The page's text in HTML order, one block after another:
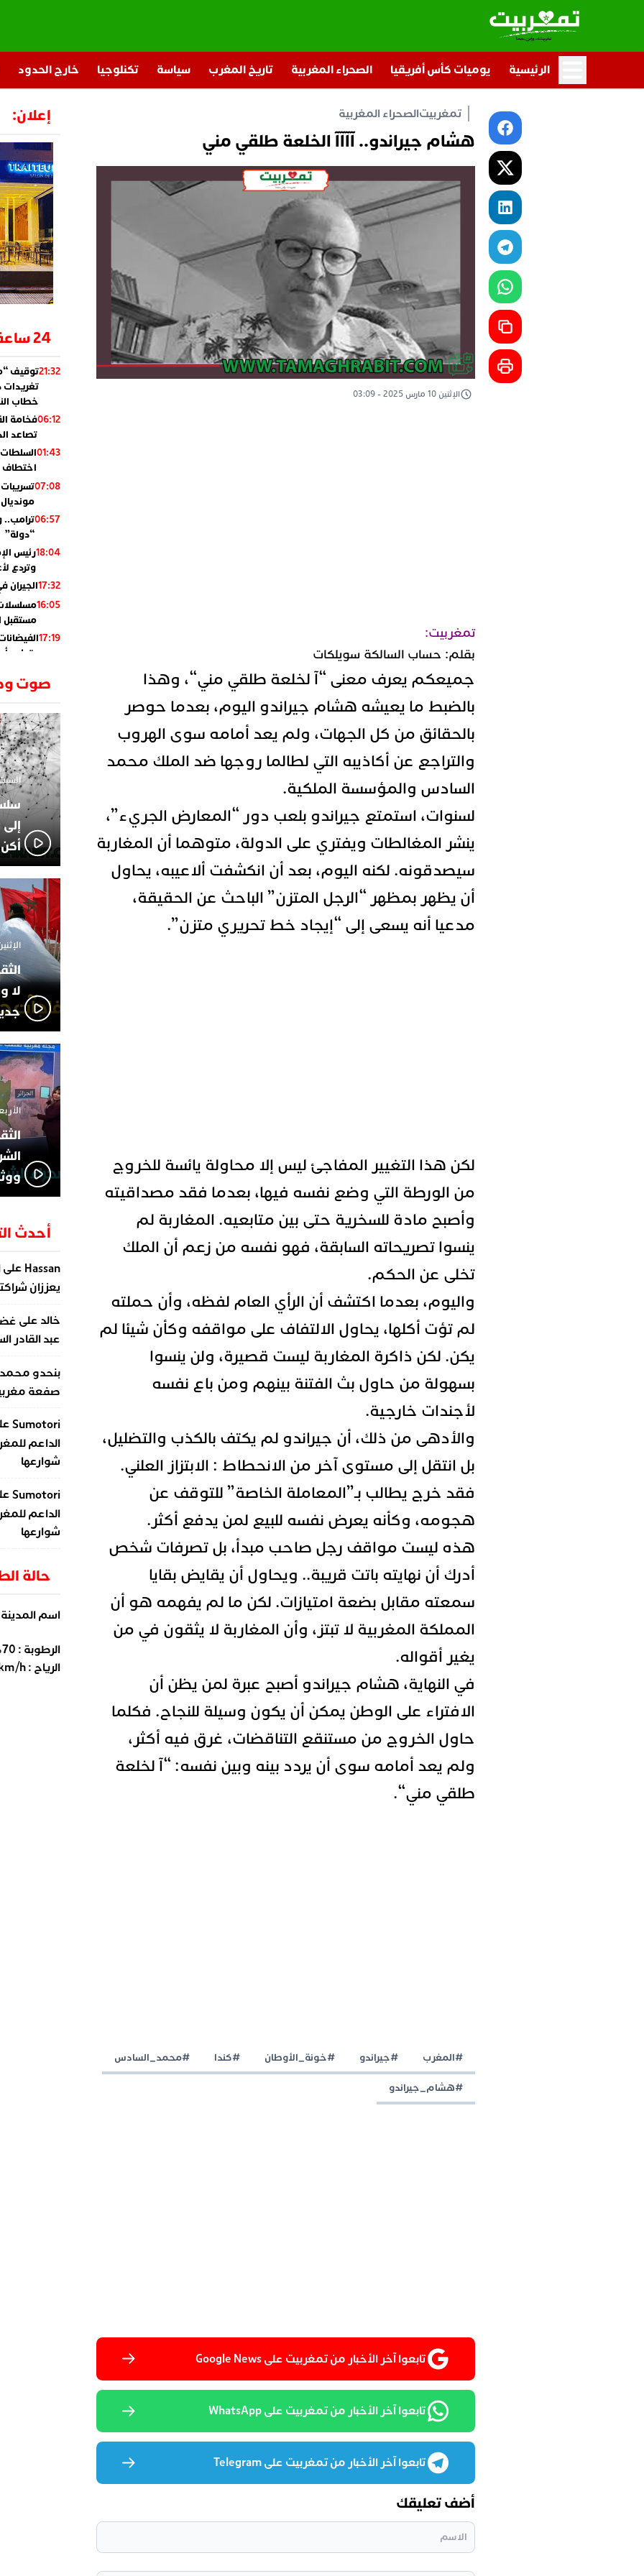
الرئيسية يوميات كأس أفريقيا الصحراء المغربية تاريخ المغرب سياسة تكنلوجيا خارج الحدود
تمغربيتالصحراء المغربية
هشام جيراندو.. آآآآ الخلعة طلقي مني
الإثنين 10 مارس 2025 - 03:09
تمغربيت:
بقلم: حساب السالكة سويلكات
جميعكم يعرف معنى “آ لخلعة طلقي مني“، وهذا
بالضبط ما يعيشه هشام جيراندو اليوم، بعدما حوصر
بالحقائق من كل الجهات، ولم يعد أمامه سوى الهروب
والتراجع عن أكاذيبه التي لطالما روجها ضد الملك محمد
السادس والمؤسسة الملكية.
لسنوات، استمتع جيراندو بلعب دور “المعارض الجريء”،
ينشر المغالطات ويفتري على الدولة، متوهما أن المغاربة
سيصدقونه. لكنه اليوم، بعد أن انكشفت ألاعيبه، يحاول
أن يظهر بمظهر “الرجل المتزن” الباحث عن الحقيقة،
مدعيا أنه يسعى إلى “إيجاد خط تحريري متزن”.
لكن هذا التغيير المفاجئ ليس إلا محاولة يائسة للخروج
من الورطة التي وضع نفسه فيها، بعدما فقد مصداقيته
وأصبح مادة للسخرية حتى بين متابعيه. المغاربة لم
ينسوا تصريحاته السابقة، فهو نفسه من زعم أن الملك
تخلى عن الحكم.
واليوم، بعدما اكتشف أن الرأي العام لفظه، وأن حملته
لم تؤت أكلها، يحاول الالتفاف على مواقفه وكأن شيئا لم
يكن. لكن ذاكرة المغاربة ليست قصيرة، ولن ينسوا
بسهولة من حاول بث الفتنة بينهم ومن باع نفسه
لأجندات خارجية.
والأدهى من ذلك، أن جيراندو لم يكتف بالكذب والتضليل،
بل انتقل إلى مستوى آخر من الانحطاط : الابتزاز العلني.
فقد خرج يطالب بـ”المعاملة الخاصة” للتوقف عن
هجومه، وكأنه يعرض نفسه للبيع لمن يدفع أكثر.
هذه ليست مواقف رجل صاحب مبدأ، بل تصرفات شخص
أدرك أن نهايته باتت قريبة.. ويحاول أن يقايض بقايا
سمعته مقابل بضعة امتيازات. لكن ما لم يفهمه هو أن
المملكة المغربية لا تبتز، وأن المغاربة لا يثقون في من
يغير أقواله.
في النهاية، هشام جيراندو أصبح عبرة لمن يظن أن
الافتراء على الوطن يمكن أن يكون وسيلة للنجاح. فكلما
حاول الخروج من مستنقع التناقضات، غرق فيه أكثر،
ولم يعد أمامه سوى أن يردد بينه وبين نفسه: “آ لخلعة
طلقي مني“.
#المغرب #جيراندو #خونة_الأوطان #كندا #محمد_السادس
#هشام_جيراندو
تابعوا آخر الأخبار من تمغربيت على Google News
تابعوا آخر الأخبار من تمغربيت على WhatsApp
تابعوا آخر الأخبار من تمغربيت على Telegram
أضف تعليقك
إعلان:
24 ساعة
21:32توقيف
خطاب
06:12فخامة
تصاعد
01:43
اختطاف
07:08
مونديال 2010
06:57ترامب..
“دولة”
18:04رئيس
وتردع
17:32الجيران
16:05
مستقبل
17:19
وتطرح
الجزائر
وسقوط
02:06
الركراكي
01:55
هي
14:37
لاعبوا
صوت
السبت 1 فبراير 2025
الإثنين 18 نوفمبر
لا
الأربعاء 13
أحدث
Hassan على
يعززان
خالد على
عبد القادر
بنحدو محمد
صفعة
Sumotori
الداعم
شوارعها
Sumotori
الداعم
شوارعها
حالة
اسم المدينة
الرطوبة : 70
الرياح :h